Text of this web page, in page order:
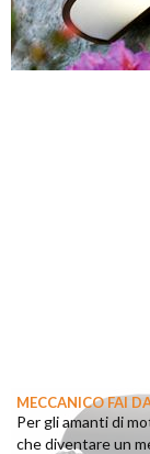
MECCANICO FAI
Per gli amanti di
che diventare un